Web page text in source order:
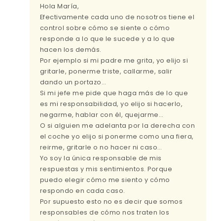
Hola María,
Efectivamente cada uno de nosotros tiene el
control sobre cómo se siente o cómo
responde a lo que le sucede y a lo que
hacen los demás.
Por ejemplo si mi padre me grita, yo elijo si
gritarle, ponerme triste, callarme, salir
dando un portazo…
Si mi jefe me pide que haga más de lo que
es mi responsabilidad, yo elijo si hacerlo,
negarme, hablar con él, quejarme…
O si alguien me adelanta por la derecha con
el coche yo elijo si ponerme como una fiera,
reirme, gritarle o no hacer ni caso…
Yo soy la única responsable de mis
respuestas y mis sentimientos. Porque
puedo elegir cómo me siento y cómo
respondo en cada caso.
Por supuesto esto no es decir que somos
responsables de cómo nos traten los